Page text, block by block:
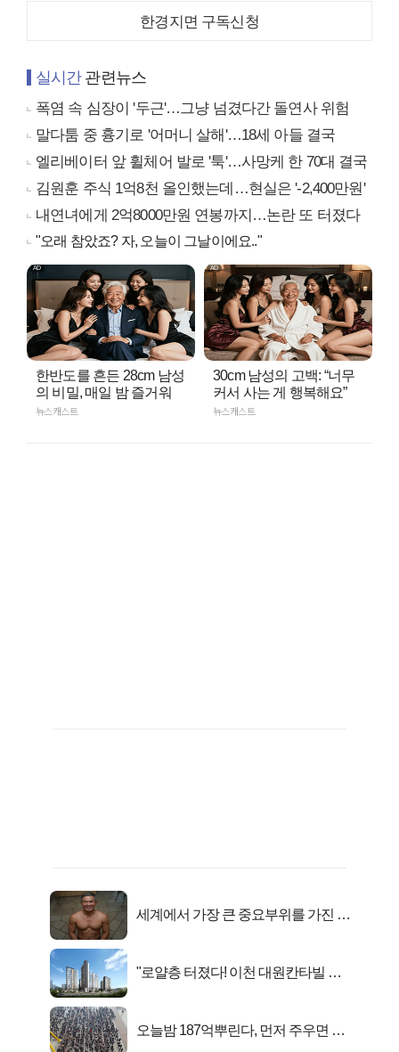
한경지면 구독신청
실시간관련뉴스
폭염 속 심장이 '두근'…그냥 넘겼다간 돌연사 위험
말다툼 중 흉기로 '어머니 살해'…18세 아들 결국
엘리베이터 앞 휠체어 발로 '툭'…사망케 한 70대 결국
김원훈 주식 1억8천 올인했는데…현실은 '-2,400만원'
내연녀에게 2억8000만원 연봉까지…논란 또 터졌다
"오래 참았죠? 자, 오늘이 그날이에요.."
한반도를 흔든 28cm 남성
의 비밀, 매일 밤 즐거워
뉴스캐스트
30cm 남성의 고백: “너무
커서 사는 게 행복해요”
뉴스캐스트
세계에서 가장 큰 중요부위를 가진 남
"로얄층 터졌다! 이천 대원칸타빌 잔
오늘밤 187억뿌린다, 먼저 주우면 최